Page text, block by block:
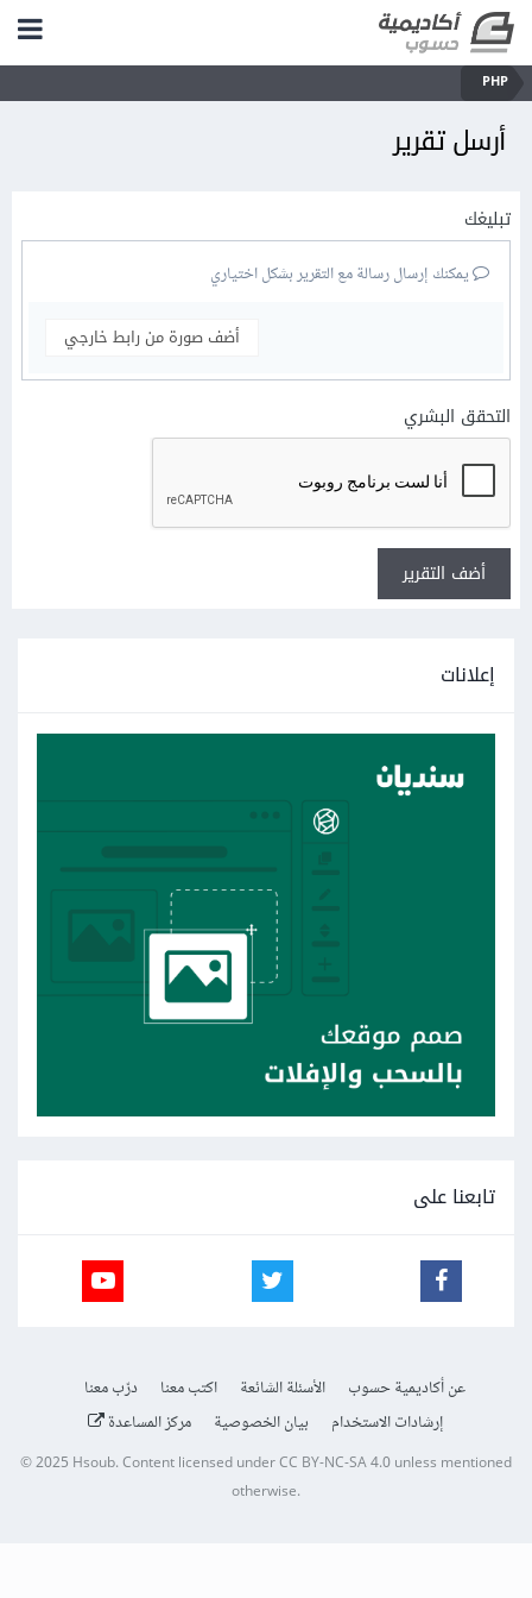
PHP
أرسل تقرير
تبليغك
يمكنك إرسال رسالة مع التقرير بشكل اختياري
أضف صورة من رابط خارجي
التحقق البشري
أضف التقرير
إعلانات
تابعنا على
عن أكاديمية حسوب الأسئلة الشائعة اكتب معنا
درّب معنا
إرشادات الاستخدام
بيان الخصوصية مركز المساعدة
© 2025 Hsoub.Content licensed underCC BY-NC-SA 4.0unless mentioned
otherwise.